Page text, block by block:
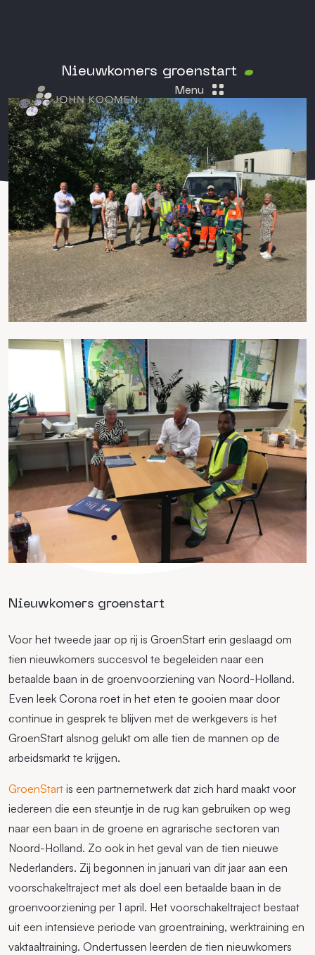
Menu
Nieuwkomers groenstart
Nieuwkomers groenstart
Voor het tweede jaar op rij is GroenStart erin geslaagd om
tien nieuwkomers succesvol te begeleiden naar een
betaalde baan in de groenvoorziening van Noord-Holland.
Even leek Corona roet in het eten te gooien maar door
continue in gesprek te blijven met de werkgevers is het
GroenStart alsnog gelukt om alle tien de mannen op de
arbeidsmarkt te krijgen.
GroenStart is een partnernetwerk dat zich hard maakt voor
iedereen die een steuntje in de rug kan gebruiken op weg
naar een baan in de groene en agrarische sectoren van
Noord-Holland. Zo ook in het geval van de tien nieuwe
Nederlanders. Zij begonnen in januari van dit jaar aan een
voorschakeltraject met als doel een betaalde baan in de
groenvoorziening per 1 april. Het voorschakeltraject bestaat
uit een intensieve periode van groentraining, werktraining en
vaktaaltraining. Ondertussen leerden de tien nieuwkomers